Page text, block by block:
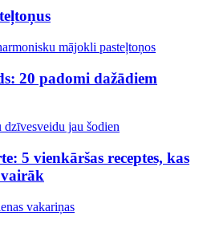
mājokli pasteļtoņos
20 padomi dažādiem
jau šodien
5 vienkāršas receptes, kas
vakariņas